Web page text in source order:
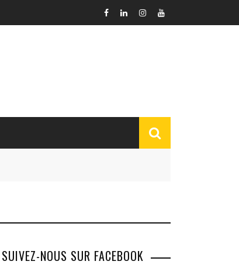
SUIVEZ-NOUS SUR FACEBOOK